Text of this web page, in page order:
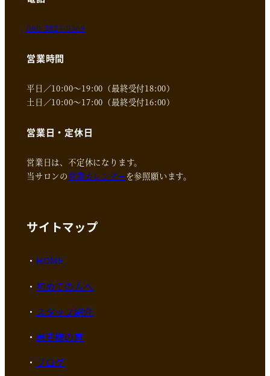
080-3824-0369
営業時間
平日／10:00～19:00（最終受付18:00）
土日／10:00～17:00（最終受付16:00）
営業日・定休日
営業日は、不定休になります。
当サロンの営業カレンダーを参照願います。
サイトマップ
HOME
初めての方へ
スタッフ紹介
患者様の声
ブログ